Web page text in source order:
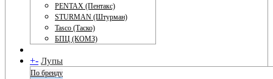
PENTAX (Пентакс)
STURMAN (Штурман)
Tasco (Таско)
БПЦ (КОМЗ)
+- Лупы
По бренду